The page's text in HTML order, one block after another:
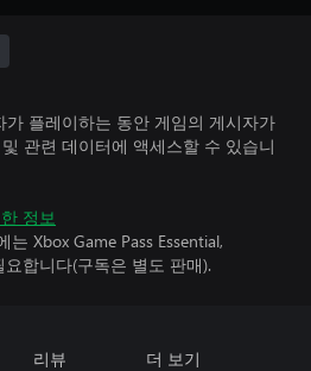
플레이하는 동안 게임의 게시자가
관련 데이터에 액세스할 수 있습니
정보
Xbox Game Pass Essential,
합니다(구독은 별도 판매).
리뷰 더 보기